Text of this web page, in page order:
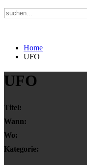
Home
UFO
UFO
Titel:
Wann:
Wo:
Kategorie: